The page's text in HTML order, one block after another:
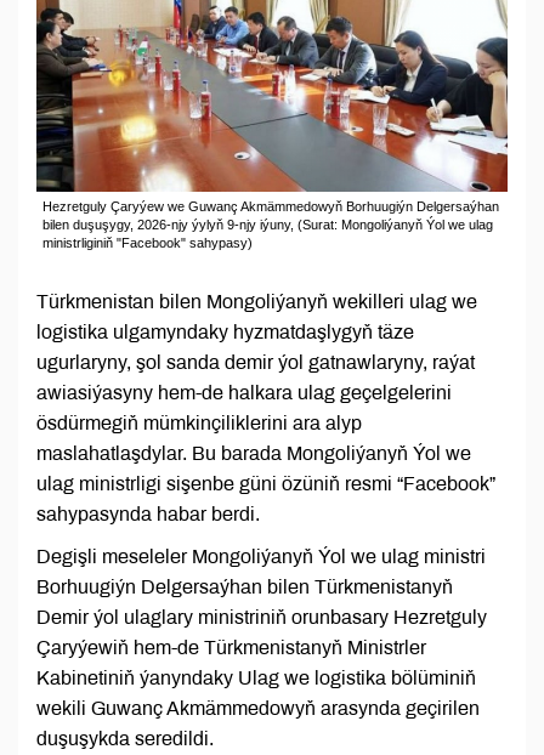
Hezretguly Çaryýew we Guwanç Akmämmedowyň Borhuugiýn Delgersaýhan
bilen duşuşygy, 2026-njy ýylyň 9-njy iýuny, (Surat: Mongoliýanyň Ýol we ulag
ministrliginiň "Facebook" sahypasy)
Türkmenistan bilen Mongoliýanyň wekilleri ulag we
logistika ulgamyndaky hyzmatdaşlygyň täze
ugurlaryny, şol sanda demir ýol gatnawlaryny, raýat
awiasiýasyny hem-de halkara ulag geçelgelerini
ösdürmegiň mümkinçiliklerini ara alyp
maslahatlaşdylar. Bu barada Mongoliýanyň Ýol we
ulag ministrligi sişenbe güni özüniň resmi “Facebook”
sahypasynda habar berdi.
Degişli meseleler Mongoliýanyň Ýol we ulag ministri
Borhuugiýn Delgersaýhan bilen Türkmenistanyň
Demir ýol ulaglary ministriniň orunbasary Hezretguly
Çaryýewiň hem-de Türkmenistanyň Ministrler
Kabinetiniň ýanyndaky Ulag we logistika bölüminiň
wekili Guwanç Akmämmedowyň arasynda geçirilen
duşuşykda seredildi.